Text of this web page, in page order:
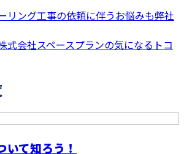
リング工事の依頼に伴うお悩みも弊社
式会社スペースプランの気になるトコ
て知ろう！